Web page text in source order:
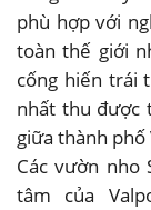
phù hợp với
toàn thế giới
cống hiến trái
nhất thu được
giữa thành phố
Các vườn nho
tâm của